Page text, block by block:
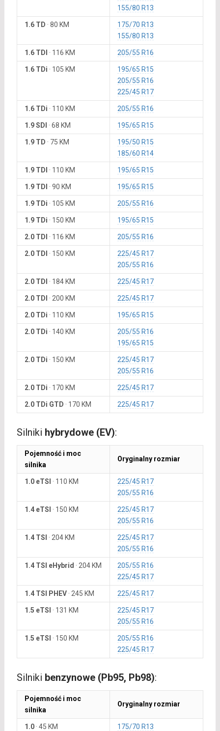
155/80 R13
1.6 TD · 80 KM
175/70 R13
155/80 R13
1.6 TDI · 116 KM 205/55 R16
1.6 TDi · 105 KM
195/65 R15
205/55 R16
225/45 R17
1.6 TDi · 110 KM 205/55 R16
1.9 SDI · 68 KM 195/65 R15
1.9 TD · 75 KM
195/50 R15
185/60 R14
1.9 TDI · 110 KM 195/65 R15
1.9 TDI · 90 KM 195/65 R15
1.9 TDi · 105 KM 205/55 R16
1.9 TDi · 150 KM 195/65 R15
2.0 TDI · 116 KM 205/55 R16
2.0 TDI · 150 KM
225/45 R17
205/55 R16
2.0 TDI · 184 KM 225/45 R17
2.0 TDI · 200 KM 225/45 R17
2.0 TDi · 110 KM 195/65 R15
2.0 TDi · 140 KM
205/55 R16
195/65 R15
2.0 TDi · 150 KM
225/45 R17
205/55 R16
2.0 TDi · 170 KM 225/45 R17
2.0 TDi GTD · 170 KM 225/45 R17
Silniki hybrydowe (EV):
Pojemność i moc
silnika
Oryginalny rozmiar
1.0 eTSI · 110 KM
225/45 R17
205/55 R16
1.4 eTSI · 150 KM
225/45 R17
205/55 R16
1.4 TSI · 204 KM
225/45 R17
205/55 R16
1.4 TSI eHybrid · 204 KM
205/55 R16
225/45 R17
1.4 TSI PHEV· 245 KM 225/45 R17
1.5 eTSI · 131 KM
225/45 R17
205/55 R16
1.5 eTSI · 150 KM
205/55 R16
225/45 R17
Silniki benzynowe (Pb95, Pb98):
Pojemność i moc
silnika
Oryginalny rozmiar
1.0· 45 KM
175/70 R13